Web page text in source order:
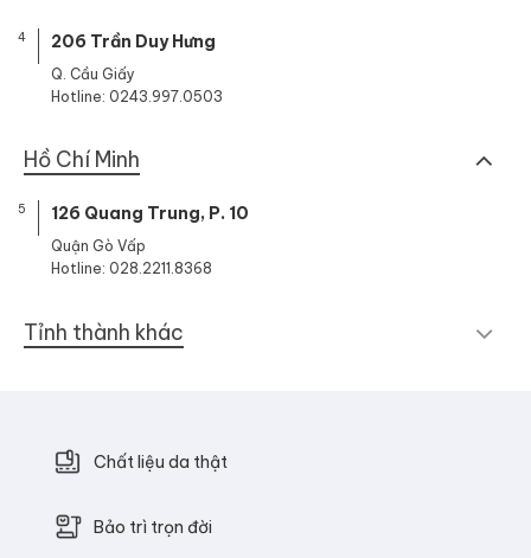
4 206 Trần Duy Hưng
Q. Cầu Giấy
Hotline: 0243.997.0503
Hồ Chí Minh
5 126 Quang Trung, P. 10
Quận Gò Vấp
Hotline: 028.2211.8368
Tỉnh thành khác
Chất liệu da thật
Bảo trì trọn đời